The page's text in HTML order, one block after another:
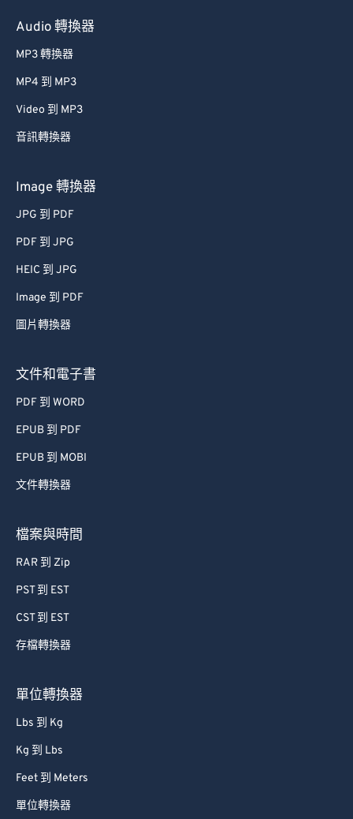
Audio 轉換器
MP3 轉換器
MP4 到 MP3
Video 到 MP3
音訊轉換器
Image 轉換器
JPG 到 PDF
PDF 到 JPG
HEIC 到 JPG
Image 到 PDF
圖片轉換器
文件和電子書
PDF 到 WORD
EPUB 到 PDF
EPUB 到 MOBI
文件轉換器
檔案與時間
RAR 到 Zip
PST 到 EST
CST 到 EST
存檔轉換器
單位轉換器
Lbs 到 Kg
Kg 到 Lbs
Feet 到 Meters
單位轉換器